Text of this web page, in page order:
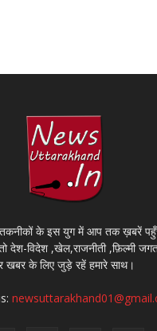
के इस युग में आप तक ख़बरें
देश-विदेश ,खेल,राजनीती ,फ़िल्मी
खबर के लिए जुड़े रहें हमारे साथ।